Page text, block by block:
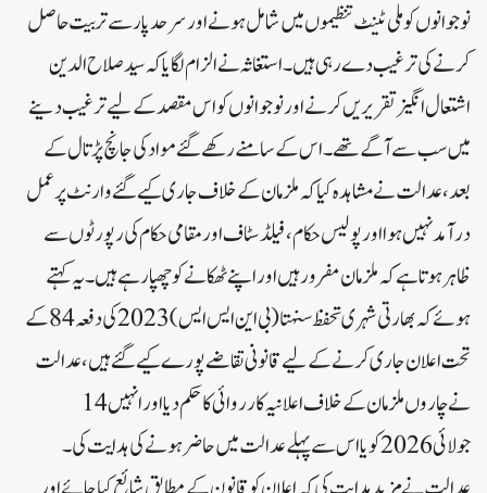
نوجوانوں کو ملی ٹینٹ تنظیموں میں شامل ہونے اور سرحد پار سے تربیت حاصل
کرنے کی ترغیب دے رہی ہیں۔ استغاثہ نے الزام لگایا کہ سید صلاح الدین
اشتعال انگیز تقریریں کرنے اور نوجوانوں کو اس مقصد کے لیے ترغیب دینے
میں سب سے آگے تھے۔اس کے سامنے رکھے گئے مواد کی جانچ پڑتال کے
بعد، عدالت نے مشاہدہ کیا کہ ملزمان کے خلاف جاری کیے گئے وارنٹ پر عمل
درآمد نہیں ہوا اور پولیس حکام، فیلڈ سٹاف اور مقامی حکام کی رپورٹوں سے
ظاہر ہوتا ہے کہ ملزمان مفرور ہیں اور اپنے ٹھکانے کو چھپا رہے ہیں۔ یہ کہتے
ہوئے کہ بھارتی شہری تحفظ سنہتا (بی این ایس ایس) 2023 کی دفعہ 84 کے
تحت اعلان جاری کرنے کے لیے قانونی تقاضے پورے کیے گئے ہیں، عدالت
نے چاروں ملزمان کے خلاف اعلانیہ کارروائی کا حکم دیا اور انہیں 14
جولائی 2026 کو یا اس سے پہلے عدالت میں حاضر ہونے کی ہدایت کی۔